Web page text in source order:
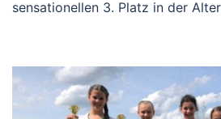
sensationellen 3. Platz in der